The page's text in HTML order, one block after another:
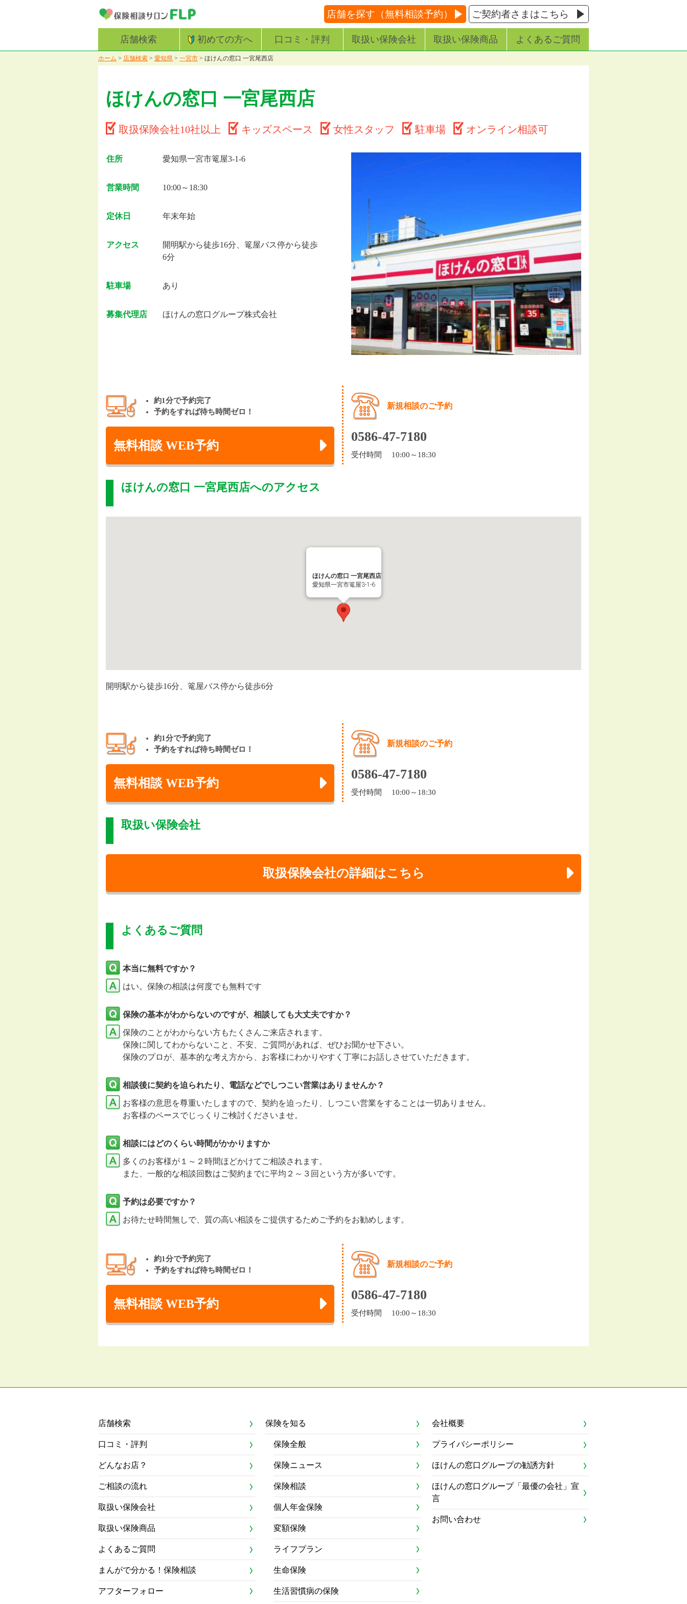
店舗を探す（無料相談予約） ご契約者さまはこちら
店舗検索 初めての方へ 口コミ・評判 取扱い保険会社 取扱い保険商品 よくあるご質問
ホーム > 店舗検索 > 愛知県 > 一宮市 > ほけんの窓口 一宮尾西店
ほけんの窓口 一宮尾西店
取扱保険会社10社以上 キッズスペース 女性スタッフ 駐車場 オンライン相談可
住所 愛知県一宮市篭屋3-1-6
営業時間 10:00～18:30
定休日 年末年始
アクセス
開明駅から徒歩16分、篭屋バス停から徒歩
6分
駐車場 あり
募集代理店 ほけんの窓口グループ株式会社
約1分で予約完了
予約をすれば待ち時間ゼロ！
無料相談 WEB予約
新規相談のご予約
0586-47-7180
受付時間 10:00～18:30
ほけんの窓口 一宮尾西店へのアクセス
ほけんの窓口 一宮尾西店
愛知県一宮市篭屋3-1-6
開明駅から徒歩16分、篭屋バス停から徒歩6分
約1分で予約完了
予約をすれば待ち時間ゼロ！
無料相談 WEB予約
新規相談のご予約
0586-47-7180
受付時間 10:00～18:30
取扱い保険会社
取扱保険会社の詳細はこちら
よくあるご質問
本当に無料ですか？
はい。保険の相談は何度でも無料です
保険の基本がわからないのですが、相談しても大丈夫ですか？
保険のことがわからない方もたくさんご来店されます。
保険に関してわからないこと、不安、ご質問があれば、ぜひお聞かせ下さい。
保険のプロが、基本的な考え方から、お客様にわかりやすく丁寧にお話しさせていただきます。
相談後に契約を迫られたり、電話などでしつこい営業はありませんか？
お客様の意思を尊重いたしますので、契約を迫ったり、しつこい営業をすることは一切ありません。
お客様のペースでじっくりご検討くださいませ。
相談にはどのくらい時間がかかりますか
多くのお客様が１～２時間ほどかけてご相談されます。
また、一般的な相談回数はご契約までに平均２～３回という方が多いです。
予約は必要ですか？
お待たせ時間無しで、質の高い相談をご提供するためご予約をお勧めします。
約1分で予約完了
予約をすれば待ち時間ゼロ！
無料相談 WEB予約
新規相談のご予約
0586-47-7180
受付時間 10:00～18:30
店舗検索
口コミ・評判
どんなお店？
ご相談の流れ
取扱い保険会社
取扱い保険商品
よくあるご質問
まんがで分かる！保険相談
アフターフォロー
保険を知る
保険全般
保険ニュース
保険相談
個人年金保険
変額保険
ライフプラン
生命保険
生活習慣病の保険
会社概要
プライバシーポリシー
ほけんの窓口グループの勧誘方針
ほけんの窓口グループ「最優の会社」宣
言
お問い合わせ